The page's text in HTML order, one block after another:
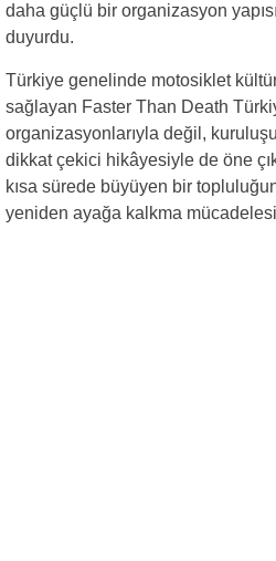
daha güçlü bir organizasyon
duyurdu.
Türkiye genelinde motosiklet
sağlayan Faster Than Death
organizasyonlarıyla değil,
dikkat çekici hikâyesiyle de öne
kısa sürede büyüyen bir
yeniden ayağa kalkma